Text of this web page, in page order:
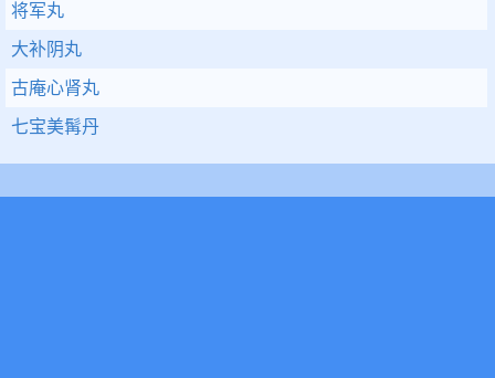
将军丸
大补阴丸
古庵心肾丸
七宝美髯丹